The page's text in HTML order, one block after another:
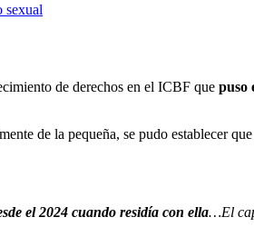
sexual
de derechos en el ICBF que puso
de la pequeña, se pudo establecer que
el 2024 cuando residía con ella…El